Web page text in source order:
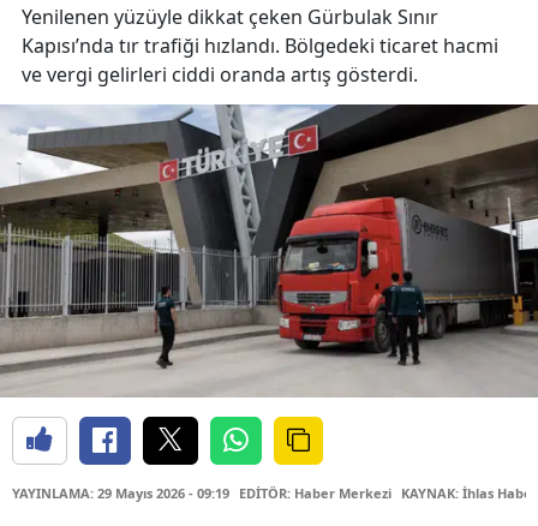
Yenilenen yüzüyle dikkat çeken Gürbulak Sınır
Kapısı’nda tır trafiği hızlandı. Bölgedeki ticaret hacmi
ve vergi gelirleri ciddi oranda artış gösterdi.
YAYINLAMA: 29 Mayıs 2026 - 09:19 EDİTÖR: Haber Merkezi KAYNAK: İhlas